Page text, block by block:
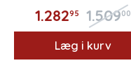
1.28295 1.50900
Læg i kurv